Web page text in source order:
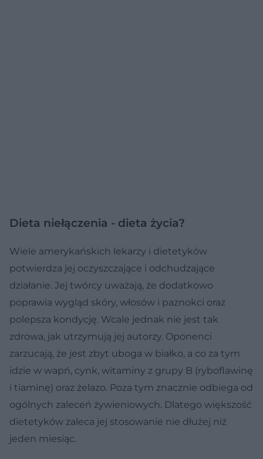
Dieta niełączenia - dieta życia?
Wiele amerykańskich lekarzy i dietetyków
potwierdza jej oczyszczające i odchudzające
działanie. Jej twórcy uważają, że dodatkowo
poprawia wygląd skóry, włosów i paznokci oraz
polepsza kondycję. Wcale jednak nie jest tak
zdrowa, jak utrzymują jej autorzy. Oponenci
zarzucają, że jest zbyt uboga w białko, a co za tym
idzie w wapń, cynk, witaminy z grupy B (ryboflawinę
i tiaminę) oraz żelazo. Poza tym znacznie odbiega od
ogólnych zaleceń żywieniowych. Dlatego większość
dietetyków zaleca jej stosowanie nie dłużej niż
jeden miesiąc.